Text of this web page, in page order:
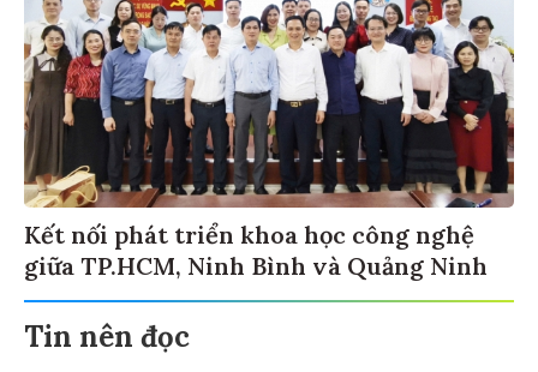
Kết nối phát triển khoa học công nghệ
giữa TP.HCM, Ninh Bình và Quảng Ninh
Tin nên đọc